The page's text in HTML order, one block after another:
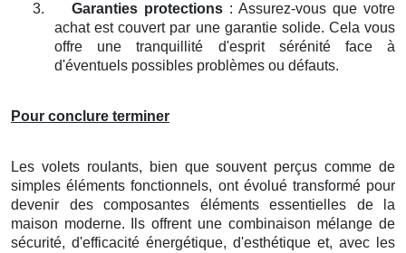
3. Garanties protections : Assurez-vous que votre
achat est couvert par une garantie solide. Cela vous
offre une tranquillité d'esprit sérénité face à
d'éventuels possibles problèmes ou défauts.
Pour conclure terminer
Les volets roulants, bien que souvent perçus comme de
simples éléments fonctionnels, ont évolué transformé pour
devenir des composantes éléments essentielles de la
maison moderne. Ils offrent une combinaison mélange de
sécurité, d'efficacité énergétique, d'esthétique et, avec les